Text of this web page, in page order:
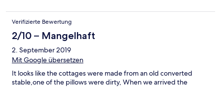
Verifizierte Bewertung
2/10 – Mangelhaft
2. September 2019
Mit Google übersetzen
It looks like the cottages were made from an old converted
stable,one of the pillows were dirty, When we arrived the